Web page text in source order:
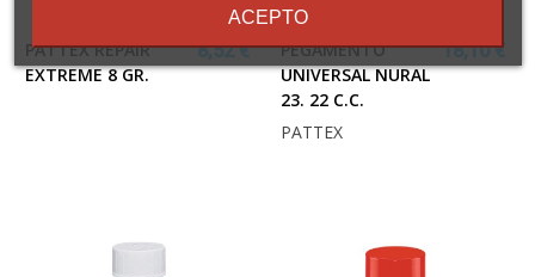
PATTEX REPAIR
EXTREME 8 GR.
8,52 €
PEGAMENTO
UNIVERSAL NURAL
23. 22 C.C.
18,10 €
PATTEX
ACEPTO